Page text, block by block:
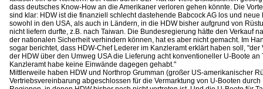
dass deutsches Know-How an die Amerikaner verloren gehen könnte. Die
sind klar: HDW ist die finanziell schlecht dastehende Babcock AG los und
sowohl in den USA, als auch in Ländern, in die HDW bisher aufgrund von
nicht liefern durfte, z.B. nach Taiwan. Die Bundesregierung hätte den Verkauf
der nationalen Sicherheit verhindern können, hat es aber nicht gemacht. Im
sogar berichtet, dass HDW-Chef Lederer im Kanzleramt erklärt haben soll, "der
der HDW über den Umweg USA die Lieferung acht konventioneller U-Boote
Kanzleramt habe keine Einwände dagegen gehabt."
Mittlerweile haben HDW und Northrop Grumman (großer US-amerikanischer
Vertriebsvereinbarung abgeschlossen für die Vermarktung von U-Booten